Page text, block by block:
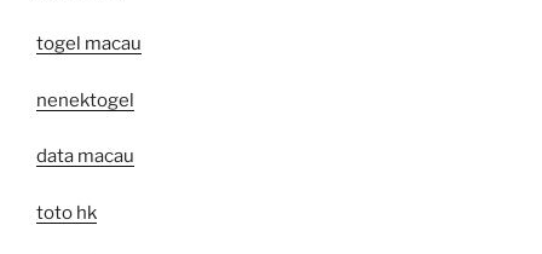
togel macau
nenektogel
data macau
toto hk